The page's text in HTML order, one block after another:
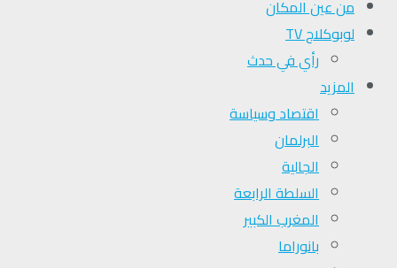
من عين المكان
لوبوكلاج TV
رأي في حدث
المزيد
اقتصاد وسياسة
البرلمان
الجالية
السلطة الرابعة
المغرب الكبير
بانوراما